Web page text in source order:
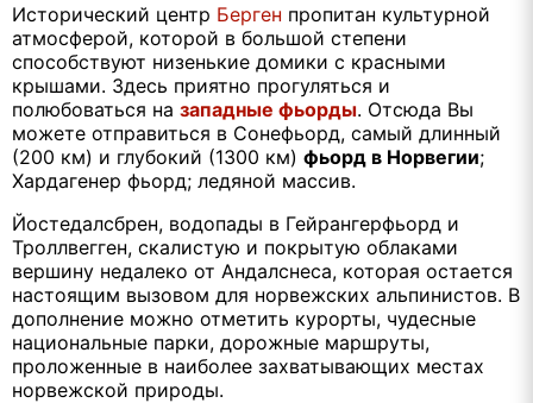
Исторический центр Берген пропитан культурной
атмосферой, которой в большой степени
способствуют низенькие домики с красными
крышами. Здесь приятно прогуляться и
полюбоваться на западные фьорды. Отсюда Вы
можете отправиться в Сонефьорд, самый длинный
(200 км) и глубокий (1300 км) фьорд в Норвегии;
Хардагенер фьорд; ледяной массив.
Йостедалсбрен, водопады в Гейрангерфьорд и
Троллвегген, скалистую и покрытую облаками
вершину недалеко от Андалснеса, которая остается
настоящим вызовом для норвежских альпинистов. В
дополнение можно отметить курорты, чудесные
национальные парки, дорожные маршруты,
проложенные в наиболее захватывающих местах
норвежской природы.